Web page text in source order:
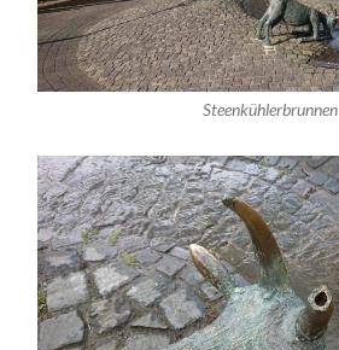
Steenkühlerbrunnen